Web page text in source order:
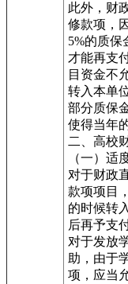
此外，财
修款项，
5%的质保
才能再支
目资金不
转入本单
部分质保
使得当年
二、高校
（一）适
对于财政
款项项目
的时候转
后再予支
对于发放
助，由于
项，应当